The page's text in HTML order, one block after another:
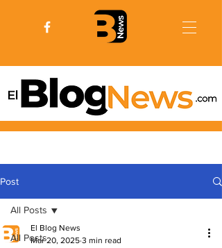
Post
All Posts
All Posts
El Blog News
Mar 20, 2025 3 min read